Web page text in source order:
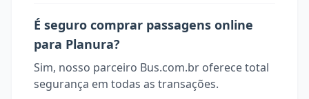
É seguro comprar passagens online
para Planura?
Sim, nosso parceiro Bus.com.br oferece total
segurança em todas as transações.